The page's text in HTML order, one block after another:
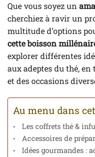
Que vous soyez un
cherchiez à ravir un
multitude d’options
cette boisson
explorer différentes
aux adeptes du thé,
et des occasions
Au menu dans
Les coffrets thé &
Accessoires de
Idées gourmandes :